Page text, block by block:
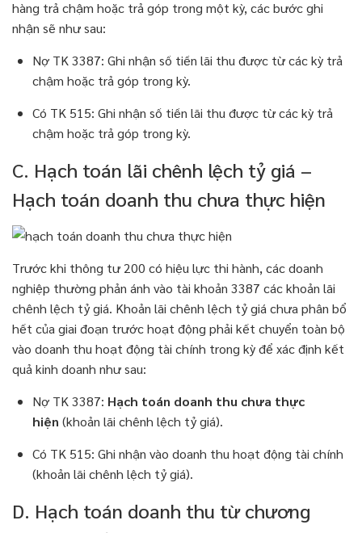
hàng trả chậm hoặc trả góp trong một kỳ, các bước ghi
nhận sẽ như sau:
Nợ TK 3387: Ghi nhận số tiền lãi thu được từ các kỳ trả
chậm hoặc trả góp trong kỳ.
Có TK 515: Ghi nhận số tiền lãi thu được từ các kỳ trả
chậm hoặc trả góp trong kỳ.
C. Hạch toán lãi chênh lệch tỷ giá –
Hạch toán doanh thu chưa thực hiện
Trước khi thông tư 200 có hiệu lực thi hành, các doanh
nghiệp thường phản ánh vào tài khoản 3387 các khoản lãi
chênh lệch tỷ giá. Khoản lãi chênh lệch tỷ giá chưa phân bổ
hết của giai đoạn trước hoạt động phải kết chuyển toàn bộ
vào doanh thu hoạt động tài chính trong kỳ để xác định kết
quả kinh doanh như sau:
Nợ TK 3387: Hạch toán doanh thu chưa thực
hiện (khoản lãi chênh lệch tỷ giá).
Có TK 515: Ghi nhận vào doanh thu hoạt động tài chính
(khoản lãi chênh lệch tỷ giá).
D. Hạch toán doanh thu từ chương